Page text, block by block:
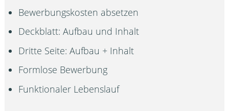
Bewerbungskosten absetzen
Deckblatt: Aufbau und Inhalt
Dritte Seite: Aufbau + Inhalt
Formlose Bewerbung
Funktionaler Lebenslauf